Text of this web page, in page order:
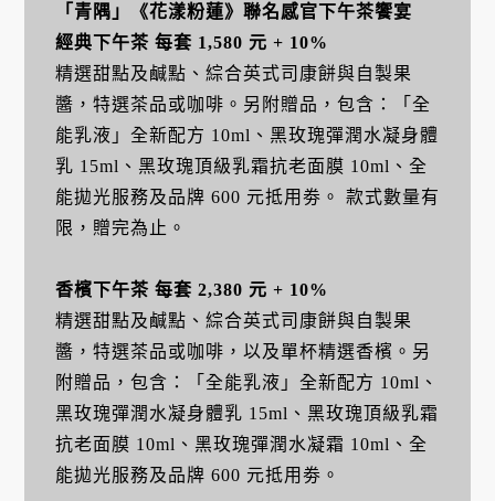
「青隅」《花漾粉蓮》聯名感官下午茶饗宴
經典下午茶 每套 1,580 元 + 10%
精選甜點及鹹點、綜合英式司康餅與自製果
醬，特選茶品或咖啡。另附贈品，包含：「全
能乳液」全新配方 10ml、黑玫瑰彈潤水凝身體
乳 15ml、黑玫瑰頂級乳霜抗老面膜 10ml、全
能拋光服務及品牌 600 元抵用劵。 款式數量有
限，贈完為止。
香檳下午茶 每套 2,380 元 + 10%
精選甜點及鹹點、綜合英式司康餅與自製果
醬，特選茶品或咖啡，以及單杯精選香檳。另
附贈品，包含：「全能乳液」全新配方 10ml、
黑玫瑰彈潤水凝身體乳 15ml、黑玫瑰頂級乳霜
抗老面膜 10ml、黑玫瑰彈潤水凝霜 10ml、全
能拋光服務及品牌 600 元抵用劵。